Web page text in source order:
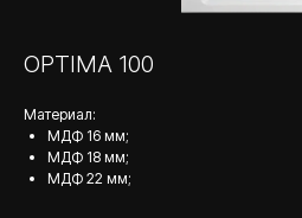
OPTIMA 100
Материал:
МДФ 16 мм;
МДФ 18 мм;
МДФ 22 мм;